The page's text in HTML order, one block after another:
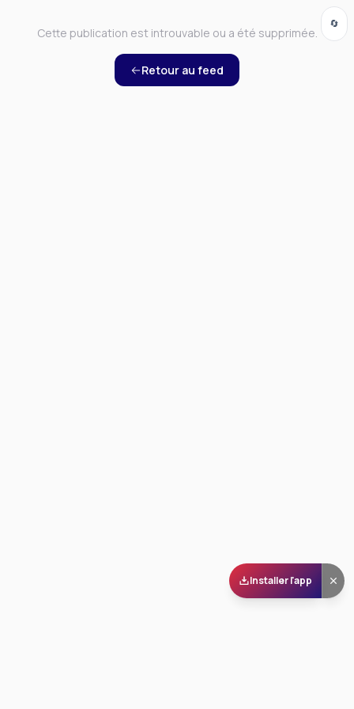
Cette publication est introuvable ou a été supprimée.
Retour au feed
Installer l'app
🔄